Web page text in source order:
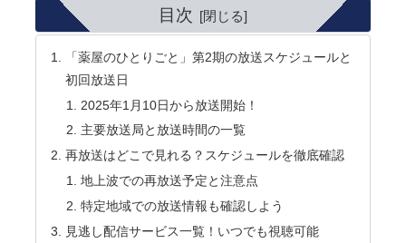
目次
「薬屋のひとりごと」第2期の放送スケジュールと
初回放送日
2025年1月10日から放送開始！
主要放送局と放送時間の一覧
再放送はどこで見れる？スケジュールを徹底確認
地上波での再放送予定と注意点
特定地域での放送情報も確認しよう
見逃し配信サービス一覧！いつでも視聴可能